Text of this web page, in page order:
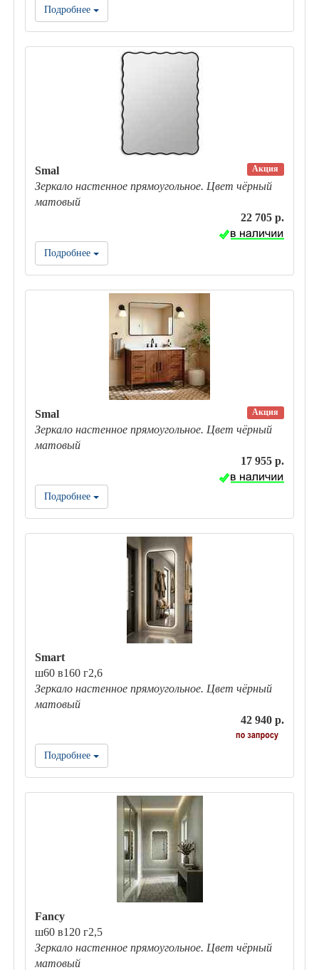
Подробнее
Акция
Smal
Зеркало настенное прямоугольное. Цвет чёрный
матовый
22 705 р.
Подробнее
Акция
Smal
Зеркало настенное прямоугольное. Цвет чёрный
матовый
17 955 р.
Подробнее
Smart
ш60 в160 г2,6
Зеркало настенное прямоугольное. Цвет чёрный
матовый
42 940 р.
Подробнее
Fancy
ш60 в120 г2,5
Зеркало настенное прямоугольное. Цвет чёрный
матовый